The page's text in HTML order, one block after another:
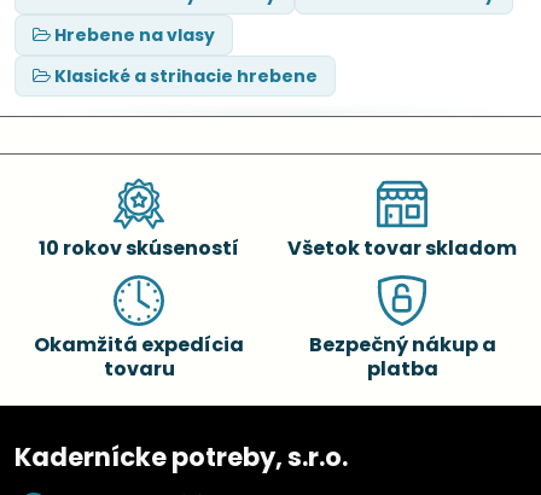
Hrebene na vlasy
Klasické a strihacie hrebene
10 rokov skúseností Všetok tovar skladom
Okamžitá expedícia
tovaru
Bezpečný nákup a
platba
Kadernícke potreby, s.r.o.